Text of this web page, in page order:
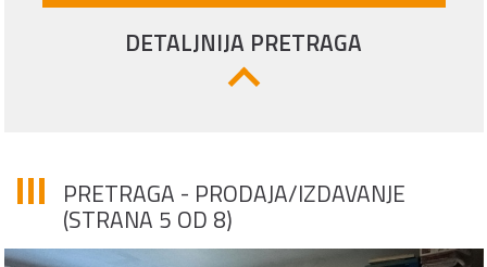
DETALJNIJA PRETRAGA
PRETRAGA - PRODAJA/IZDAVANJE
(STRANA 5 OD 8)